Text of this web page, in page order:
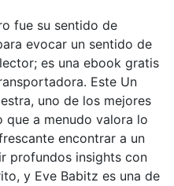
fue su sentido de
evocar un sentido de
es una ebook gratis
Este Un
uno de los mejores
que a menudo valora lo
encontrar a un
profundos insights con
y Eve Babitz es una de